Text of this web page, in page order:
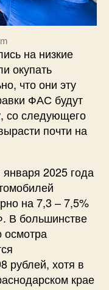
на низкие
окупать
что они эту
ФАС будут
со следующего
почти на
января 2025 года
на 7,3 – 7,5%
В большинстве
осмотра
рублей, хотя в
крае